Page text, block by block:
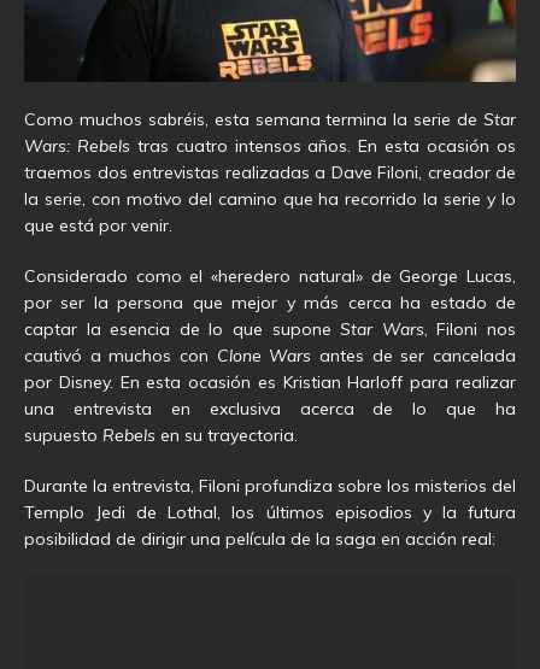
Como muchos sabréis, esta semana termina la serie de Star
Wars: Rebels tras cuatro intensos años. En esta ocasión os
traemos dos entrevistas realizadas a Dave Filoni, creador de
la serie, con motivo del camino que ha recorrido la serie y lo
que está por venir.
Considerado como el «heredero natural» de George Lucas,
por ser la persona que mejor y más cerca ha estado de
captar la esencia de lo que suponeStar Wars, Filoni nos
cautivó a muchos con Clone Wars antes de ser cancelada
por Disney. En esta ocasión es Kristian Harloff para realizar
una entrevista en exclusiva acerca de lo que ha
supuesto Rebels en su trayectoria.
Durante la entrevista, Filoni profundiza sobre los misterios del
Templo Jedi de Lothal, los últimos episodios y la futura
posibilidad de dirigir una película de la saga en acción real: